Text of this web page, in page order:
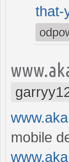
that-
mobile